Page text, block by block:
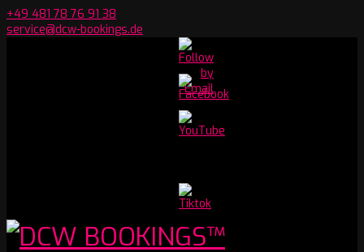
Skip
to
+49 481 78 76 91 38
service@dcw-bookings.de
Youtube
Channel